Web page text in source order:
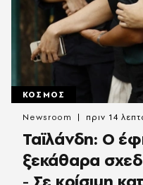
ΚΟΣΜΟΣ
Ταϊλάνδη: Ο
ξεκάθαρα
Newsroom πριν 14